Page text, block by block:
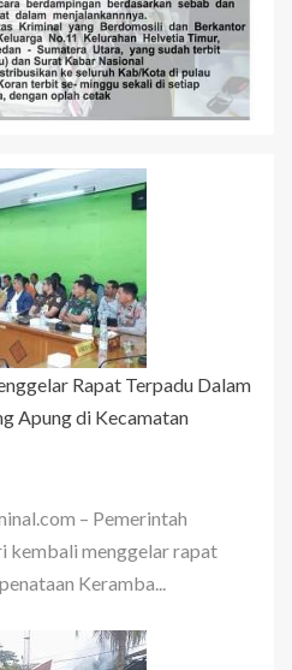
Rapat Terpadu Dalam
Apung di Kecamatan
– Pemerintah
kembali menggelar rapat
Keramba...